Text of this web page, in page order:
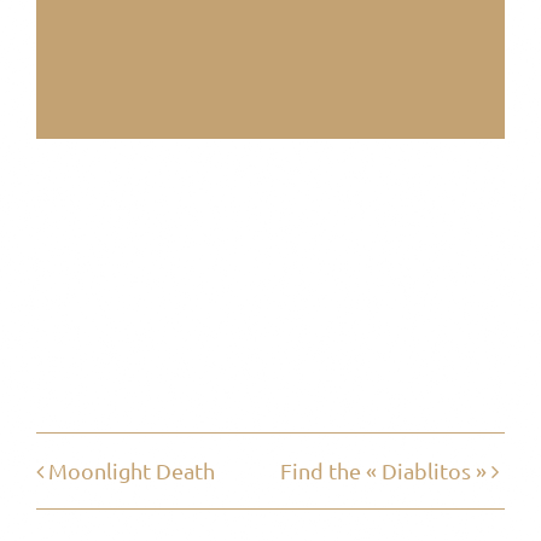
Moonlight Death Find the « Diablitos »